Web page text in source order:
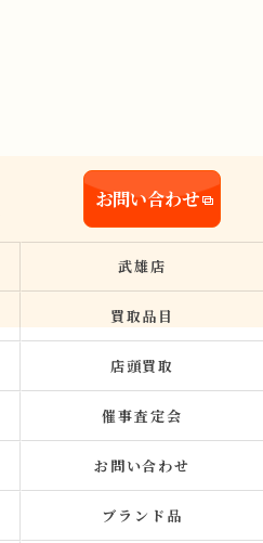
お問い合わせ
武雄店
買取品目
店頭買取
催事査定会
お問い合わせ
ブランド品